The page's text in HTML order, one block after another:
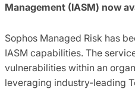
Management (IASM) now
Sophos Managed Risk has
IASM capabilities. The
vulnerabilities within an
leveraging industry-leading